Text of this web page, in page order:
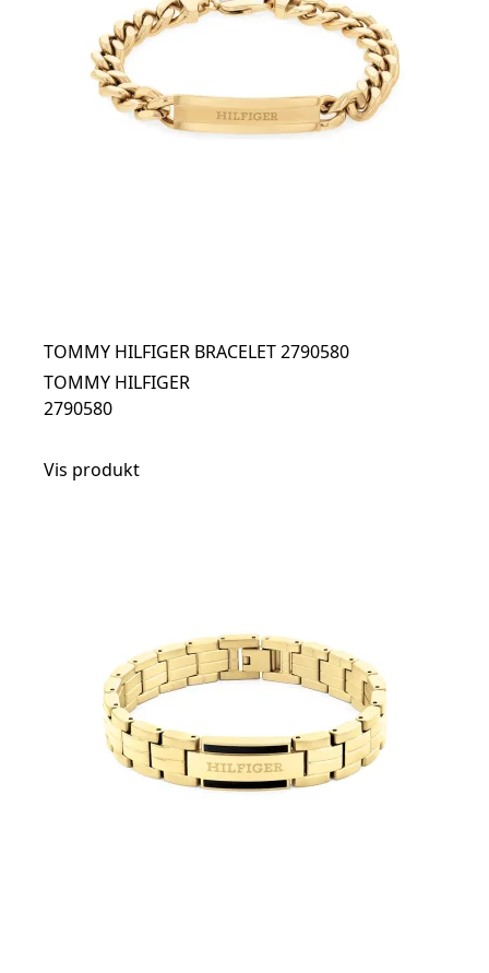
TOMMY HILFIGER BRACELET 2790580
TOMMY HILFIGER
2790580
Vis produkt